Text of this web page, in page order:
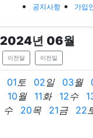
공지사항 가입
2024년 06월
이전달 이전일
01토 02 일 03월
10월 11화 12수
수
20목 21금 22